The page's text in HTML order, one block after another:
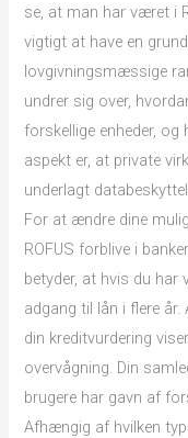
se, at man har været i
vigtigt at have en
lovgivningsmæssige
undrer sig over,
forskellige enheder,
aspekt er, at private
underlagt
For at ændre dine
ROFUS forblive i
betyder, at hvis du har
adgang til lån i flere
din kreditvurdering
overvågning. Din
brugere har gavn af
Afhængig af hvilken